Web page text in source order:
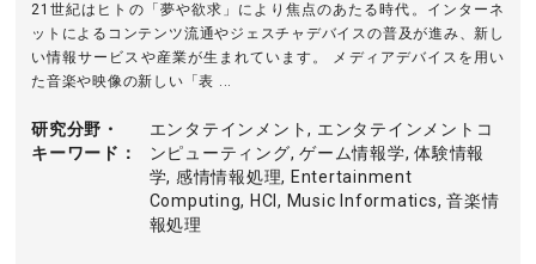
21世紀はヒトの「夢や欲求」により焦点のあたる時代。インターネ
ットによるコンテンツ流通やジェスチャデバイスの普及が進み、新し
い情報サービスや産業が生まれています。 メディアデバイスを用い
た音楽や映像の新しい「表 ...
研究分野・
キーワード
エンタテインメント, エンタテインメントコ
ンピューティング, ゲーム情報学, 体験情報
学, 感情情報処理, Entertainment
Computing, HCI, Music Informatics, 音楽情
報処理